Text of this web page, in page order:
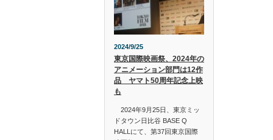
2024/9/25
東京国際映画祭、2024年の
アニメーション部門は12作
品 ヤマト50周年記念上映
も
2024年9月25日、東京ミッ
ドタウン日比谷 BASE Q
HALLにて、第37回東京国際